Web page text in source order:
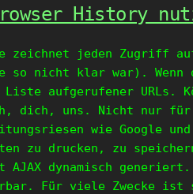
History
zeichnet jeden Zugriff
so nicht klar war).
Liste aufgerufener
dich, uns. Nicht nur für
wie Google
zu drucken, zu
AJAX dynamisch
Für viele Zwecke